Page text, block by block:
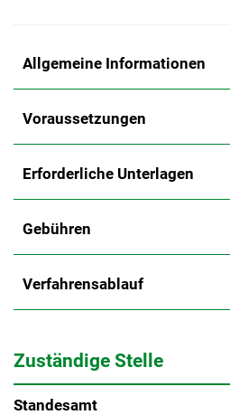
Allgemeine Informationen
Voraussetzungen
Erforderliche Unterlagen
Gebühren
Verfahrensablauf
Zuständige Stelle
Standesamt